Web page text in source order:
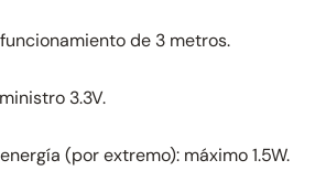
de 3 metros.
3.3V.
(por extremo): máximo 1.5W.